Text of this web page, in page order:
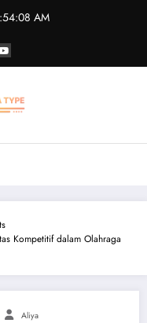
AM
Kompetitif dalam Olahraga
Aliya